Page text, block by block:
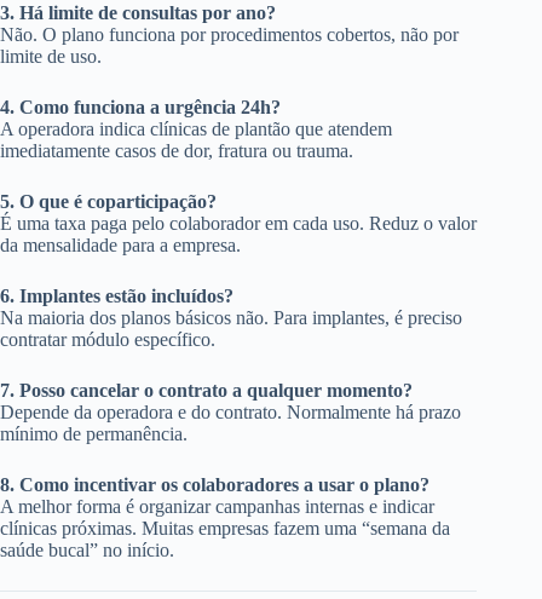
3. Há limite de consultas por ano?
Não. O plano funciona por procedimentos cobertos, não por
limite de uso.
4. Como funciona a urgência 24h?
A operadora indica clínicas de plantão que atendem
imediatamente casos de dor, fratura ou trauma.
5. O que é coparticipação?
É uma taxa paga pelo colaborador em cada uso. Reduz o valor
da mensalidade para a empresa.
6. Implantes estão incluídos?
Na maioria dos planos básicos não. Para implantes, é preciso
contratar módulo específico.
7. Posso cancelar o contrato a qualquer momento?
Depende da operadora e do contrato. Normalmente há prazo
mínimo de permanência.
8. Como incentivar os colaboradores a usar o plano?
A melhor forma é organizar campanhas internas e indicar
clínicas próximas. Muitas empresas fazem uma “semana da
saúde bucal” no início.